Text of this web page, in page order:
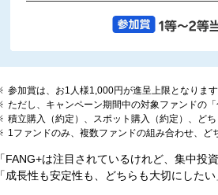
参加賞は、お1人様1,000円が進呈上限となりま
ただし、キャンペーン期間中の対象ファンドの
積立購入（約定）、スポット購入（約定）、ど
1ファンドのみ、複数ファンドの組み合わせ、ど
「FANG+は注目されているけれど、集中投
「成長性も安定性も、どちらも大切にしたい